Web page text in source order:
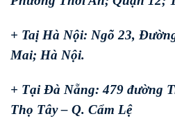
+ Taị Hà Nội: Ngõ 23,
Mai; Hà Nội.
+ Tại Đà Nẵng: 479 đường
Thọ Tây – Q. Cẩm Lệ